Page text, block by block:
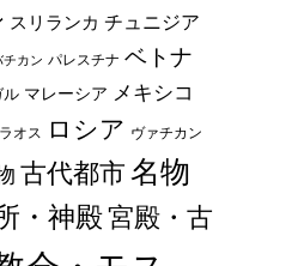
スリランカ チュニジア
チカン パレスチナ ベトナ
ル マレーシア メキシコ
ラオス ロシア ヴァチカン
古代都市 名物
・神殿宮殿・古